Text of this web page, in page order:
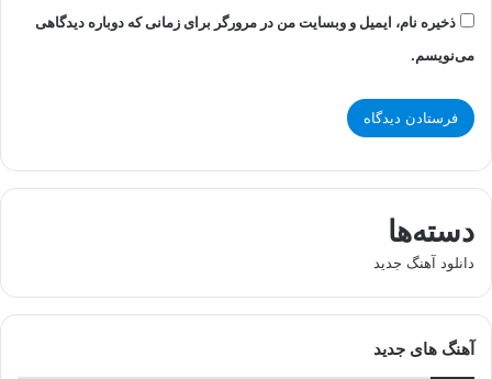
ذخیره نام، ایمیل و وبسایت من در مرورگر برای زمانی که دوباره دیدگاهی
می‌نویسم.
دسته‌ها
دانلود آهنگ جدید
آهنگ های جدید